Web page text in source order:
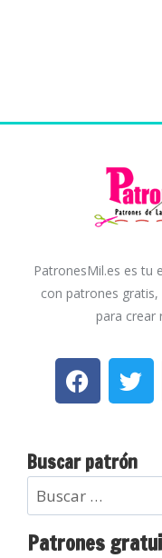
PatronesMil.es es tu
con patrones
para crear
Buscar patrón
Patrones